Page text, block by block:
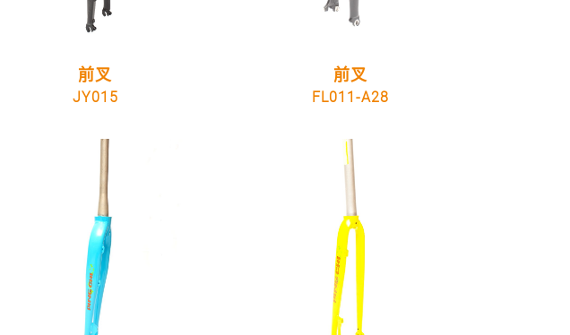
前叉
JY015
前叉
FL011-A28